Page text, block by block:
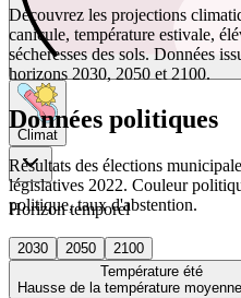
Climat
Horizon temporel
2030 2050
2100
Température été
Hausse de la température
Découvrez les projections
canicule, température estivale,
sécheresses des sols. Données
horizons 2030, 2050 et 2100.
Données politiques
Résultats des élections
législatives 2022. Couleur
politique, taux d'abstention.